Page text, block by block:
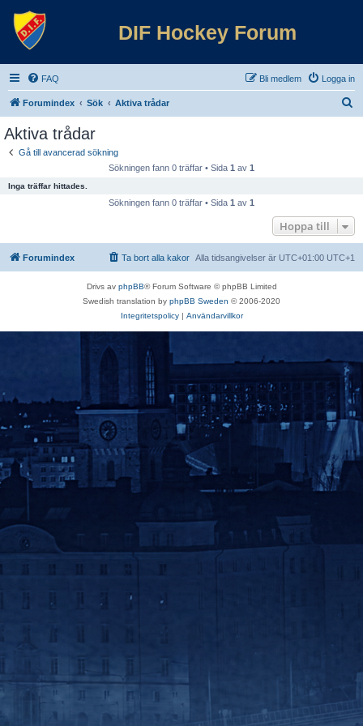
DIF Hockey Forum
FAQ Logga in
Bli medlem
Forumindex Sök Aktiva trådar
Aktiva trådar
Gå till avancerad sökning
Sökningen fann 0 träffar • Sida 1 av 1
Inga träffar hittades.
Sökningen fann 0 träffar • Sida 1 av 1
Hoppa till
Forumindex Alla tidsangivelser är UTC+01:00 UTC+1
Ta bort alla kakor
Drivs av phpBB® Forum Software © phpBB Limited
Swedish translation by phpBB Sweden © 2006-2020
Integritetspolicy| Användarvillkor